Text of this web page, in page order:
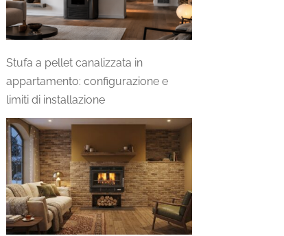
Stufa a pellet canalizzata in
appartamento: configurazione e
limiti di installazione